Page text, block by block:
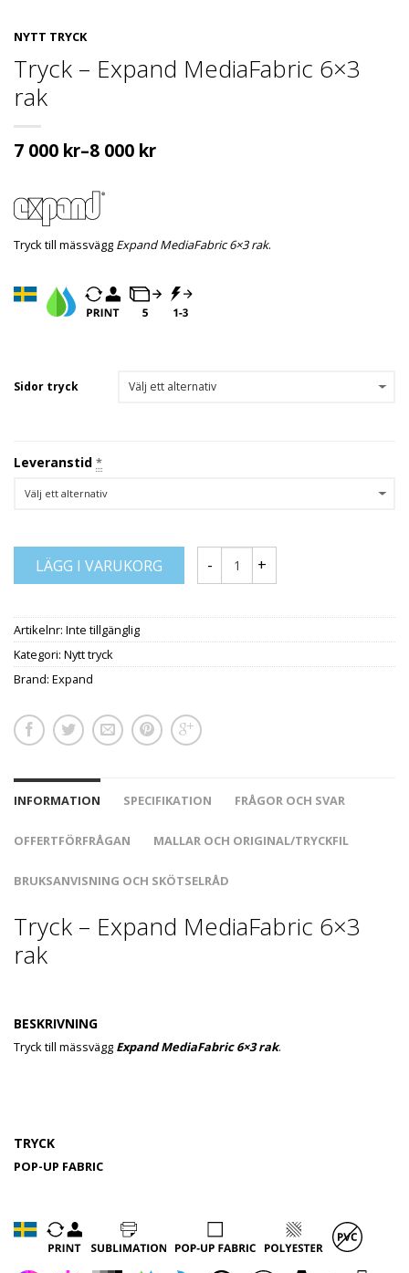
NYTT TRYCK
Tryck – Expand MediaFabric 6×3
rak
7 000 kr–8 000 kr
Tryck till mässvägg Expand MediaFabric 6×3 rak.
Sidor tryck
Leveranstid *
LÄGG I VARUKORG
Artikelnr: Inte tillgänglig
Kategori: Nytt tryck
Brand: Expand
INFORMATION SPECIFIKATION FRÅGOR OCH SVAR
OFFERTFÖRFRÅGAN MALLAR OCH ORIGINAL/TRYCKFIL
BRUKSANVISNING OCH SKÖTSELRÅD
Tryck – Expand MediaFabric 6×3
rak
BESKRIVNING
Tryck till mässvägg Expand MediaFabric 6×3 rak.
TRYCK
POP-UP FABRIC